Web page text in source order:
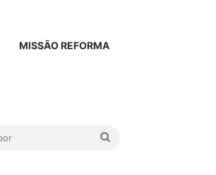
MISSÃO REFORMA